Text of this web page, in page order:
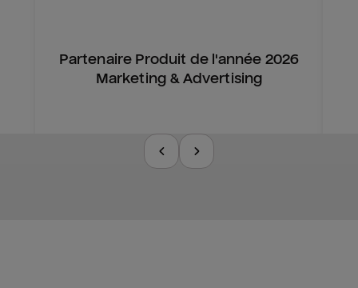
Partenaire Produit de l'année 2026
Marketing & Advertising